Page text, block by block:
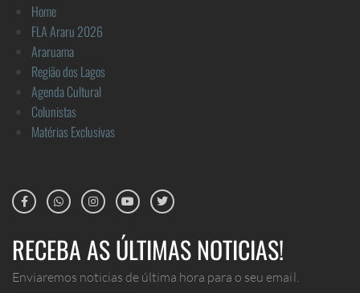
Home
FLA Araru 2026
Araruama
Região dos Lagos
Agenda Cultural
Colunistas
Matérias Exclusivas
RECEBA AS ÚLTIMAS NOTICIAS!
Enviaremos noticias de última hora para o seu email.